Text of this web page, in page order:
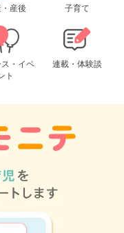
産後 子育て
ス・イベ
ト
連載・体験談